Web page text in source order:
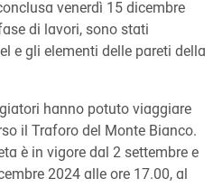
venerdì 15 dicembre
di lavori, sono stati
e gli elementi delle pareti della
hanno potuto viaggiare
il Traforo del Monte Bianco.
è in vigore dal 2 settembre e
2024 alle ore 17.00, al